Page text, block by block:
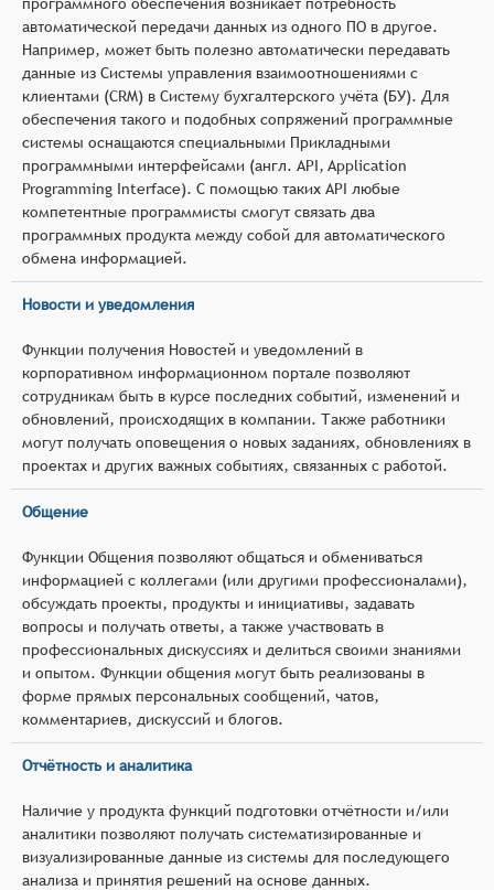
автоматической передачи данных из одного ПО в другое.
Например, может быть полезно автоматически передавать
данные из Системы управления взаимоотношениями с
клиентами (CRM) в Систему бухгалтерского учёта (БУ). Для
обеспечения такого и подобных сопряжений программные
системы оснащаются специальными Прикладными
программными интерфейсами (англ. API, Application
Programming Interface). С помощью таких API любые
компетентные программисты смогут связать два
программных продукта между собой для автоматического
обмена информацией.
Новости и уведомления
Функции получения Новостей и уведомлений в
корпоративном информационном портале позволяют
сотрудникам быть в курсе последних событий, изменений и
обновлений, происходящих в компании. Также работники
могут получать оповещения о новых заданиях, обновлениях в
проектах и других важных событиях, связанных с работой.
Общение
Функции Общения позволяют общаться и обмениваться
информацией с коллегами (или другими профессионалами),
обсуждать проекты, продукты и инициативы, задавать
вопросы и получать ответы, а также участвовать в
профессиональных дискуссиях и делиться своими знаниями
и опытом. Функции общения могут быть реализованы в
форме прямых персональных сообщений, чатов,
комментариев, дискуссий и блогов.
Отчётность и аналитика
Наличие у продукта функций подготовки отчётности и/или
аналитики позволяют получать систематизированные и
визуализированные данные из системы для последующего
анализа и принятия решений на основе данных.